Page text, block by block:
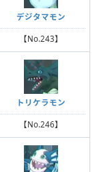
デジタマモン
【No.243】
トリケラモン
【No.246】